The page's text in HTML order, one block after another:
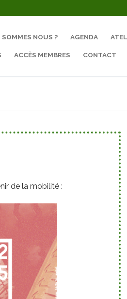
SOMMES NOUS ? AGENDA
ACCÈS MEMBRES CONTACT
de la mobilité :